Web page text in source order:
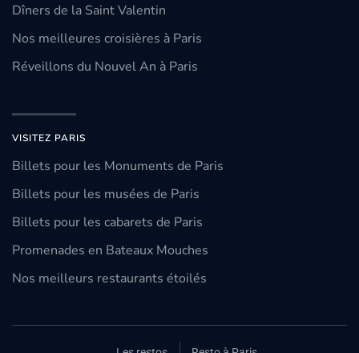
Dîners de la Saint Valentin
Nos meilleures croisières à Paris
Réveillons du Nouvel An à Paris
VISITEZ PARIS
Billets pour les Monuments de Paris
Billets pour les musées de Paris
Billets pour les cabarets de Paris
Promenades en Bateaux Mouches
Nos meilleurs restaurants étoilés